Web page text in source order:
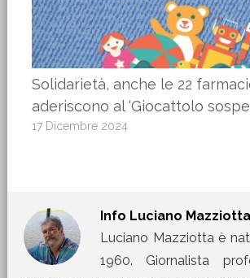
Solidarietà, anche le 22
aderiscono al ‘Giocattolo
17 Dicembre 2024
Info Luciano Mazziotta
Luciano Mazziotta è
1960. Giornalista